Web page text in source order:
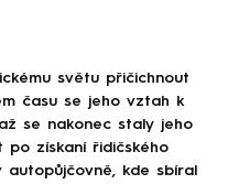
světu přičichnout
času se jeho vztah k
se nakonec staly jeho
po získaní řidičského
autopůjčovně, kde sbíral